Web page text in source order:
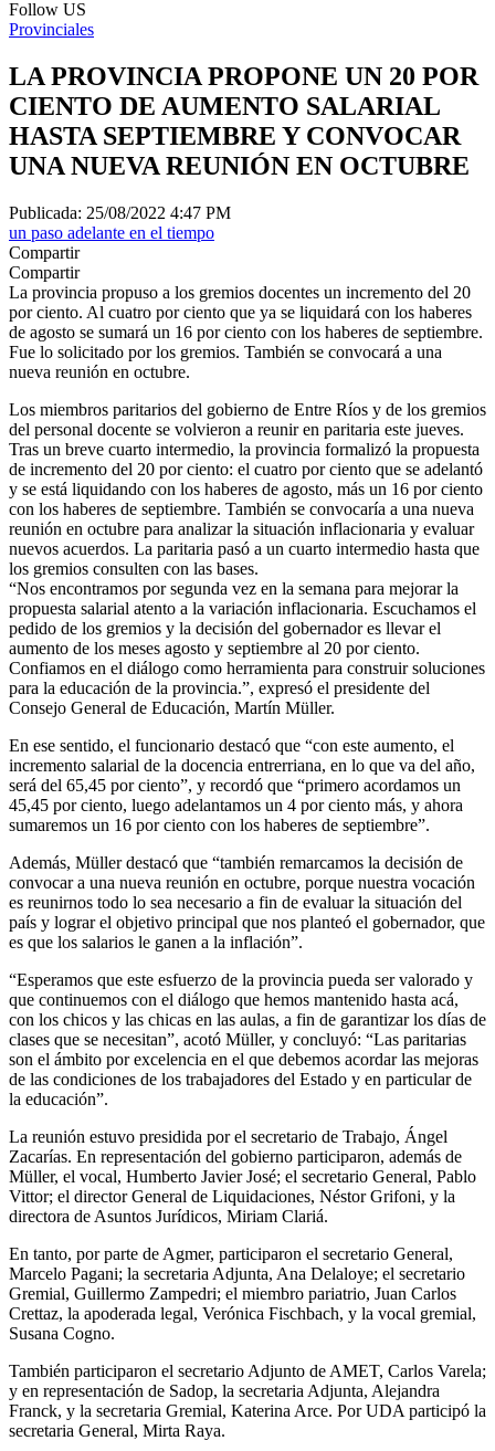
Follow US
Provinciales
LA PROVINCIA PROPONE UN 20 POR
CIENTO DE AUMENTO SALARIAL
HASTA SEPTIEMBRE Y CONVOCAR
UNA NUEVA REUNIÓN EN OCTUBRE
Publicada: 25/08/2022 4:47 PM
un paso adelante en el tiempo
Compartir
Compartir
La provincia propuso a los gremios docentes un incremento del 20
por ciento. Al cuatro por ciento que ya se liquidará con los haberes
de agosto se sumará un 16 por ciento con los haberes de septiembre.
Fue lo solicitado por los gremios. También se convocará a una
nueva reunión en octubre.
Los miembros paritarios del gobierno de Entre Ríos y de los gremios
del personal docente se volvieron a reunir en paritaria este jueves.
Tras un breve cuarto intermedio, la provincia formalizó la propuesta
de incremento del 20 por ciento: el cuatro por ciento que se adelantó
y se está liquidando con los haberes de agosto, más un 16 por ciento
con los haberes de septiembre. También se convocaría a una nueva
reunión en octubre para analizar la situación inflacionaria y evaluar
nuevos acuerdos. La paritaria pasó a un cuarto intermedio hasta que
los gremios consulten con las bases.
“Nos encontramos por segunda vez en la semana para mejorar la
propuesta salarial atento a la variación inflacionaria. Escuchamos el
pedido de los gremios y la decisión del gobernador es llevar el
aumento de los meses agosto y septiembre al 20 por ciento.
Confiamos en el diálogo como herramienta para construir soluciones
para la educación de la provincia.”, expresó el presidente del
Consejo General de Educación, Martín Müller.
En ese sentido, el funcionario destacó que “con este aumento, el
incremento salarial de la docencia entrerriana, en lo que va del año,
será del 65,45 por ciento”, y recordó que “primero acordamos un
45,45 por ciento, luego adelantamos un 4 por ciento más, y ahora
sumaremos un 16 por ciento con los haberes de septiembre”.
Además, Müller destacó que “también remarcamos la decisión de
convocar a una nueva reunión en octubre, porque nuestra vocación
es reunirnos todo lo sea necesario a fin de evaluar la situación del
país y lograr el objetivo principal que nos planteó el gobernador, que
es que los salarios le ganen a la inflación”.
“Esperamos que este esfuerzo de la provincia pueda ser valorado y
que continuemos con el diálogo que hemos mantenido hasta acá,
con los chicos y las chicas en las aulas, a fin de garantizar los días de
clases que se necesitan”, acotó Müller, y concluyó: “Las paritarias
son el ámbito por excelencia en el que debemos acordar las mejoras
de las condiciones de los trabajadores del Estado y en particular de
la educación”.
La reunión estuvo presidida por el secretario de Trabajo, Ángel
Zacarías. En representación del gobierno participaron, además de
Müller, el vocal, Humberto Javier José; el secretario General, Pablo
Vittor; el director General de Liquidaciones, Néstor Grifoni, y la
directora de Asuntos Jurídicos, Miriam Clariá.
En tanto, por parte de Agmer, participaron el secretario General,
Marcelo Pagani; la secretaria Adjunta, Ana Delaloye; el secretario
Gremial, Guillermo Zampedri; el miembro pariatrio, Juan Carlos
Crettaz, la apoderada legal, Verónica Fischbach, y la vocal gremial,
Susana Cogno.
También participaron el secretario Adjunto de AMET, Carlos Varela;
y en representación de Sadop, la secretaria Adjunta, Alejandra
Franck, y la secretaria Gremial, Katerina Arce. Por UDA participó la
secretaria General, Mirta Raya.